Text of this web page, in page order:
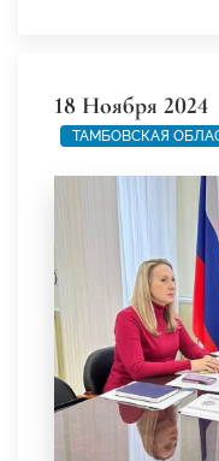
18 Ноября 2024
ТАМБОВСКАЯ